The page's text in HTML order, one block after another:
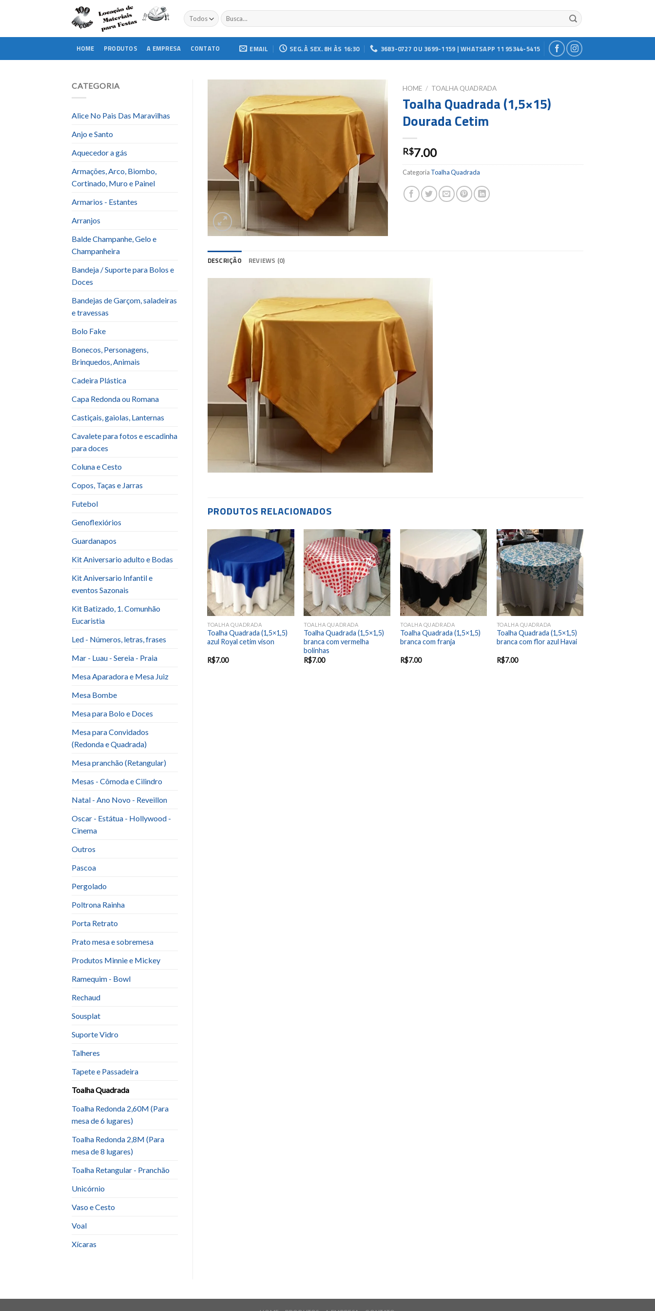
Buscar
por:
HOME PRODUTOS A EMPRESA CONTATO EMAIL SEG. À SEX. 8H ÀS 16:30 3683-0727 OU 3699-1159 | WHATSAPP 11 95344-5415
CATEGORIA
Alice No Pais Das Maravilhas
Anjo e Santo
Aquecedor a gás
Armações, Arco, Biombo,
Cortinado, Muro e Painel
Armarios - Estantes
Arranjos
Balde Champanhe, Gelo e
Champanheira
Bandeja / Suporte para Bolos e
Doces
Bandejas de Garçom, saladeiras
e travessas
Bolo Fake
Bonecos, Personagens,
Brinquedos, Animais
Cadeira Plástica
Capa Redonda ou Romana
Castiçais, gaiolas, Lanternas
Cavalete para fotos e escadinha
para doces
Coluna e Cesto
Copos, Taças e Jarras
Futebol
Genoflexiórios
Guardanapos
Kit Aniversario adulto e Bodas
Kit Aniversario Infantil e
eventos Sazonais
Kit Batizado, 1. Comunhão
Eucaristia
Led - Números, letras, frases
Mar - Luau - Sereia - Praia
Mesa Aparadora e Mesa Juiz
Mesa Bombe
Mesa para Bolo e Doces
Mesa para Convidados
(Redonda e Quadrada)
Mesa pranchão (Retangular)
Mesas - Cômoda e Cilindro
Natal - Ano Novo - Reveillon
Oscar - Estátua - Hollywood -
Cinema
Outros
Pascoa
Pergolado
Poltrona Rainha
Porta Retrato
Prato mesa e sobremesa
Produtos Minnie e Mickey
Ramequim - Bowl
Rechaud
Sousplat
Suporte Vidro
Talheres
Tapete e Passadeira
Toalha Quadrada
Toalha Redonda 2,60M (Para
mesa de 6 lugares)
Toalha Redonda 2,8M (Para
mesa de 8 lugares)
Toalha Retangular - Pranchão
Unicórnio
Vaso e Cesto
Voal
Xícaras
Add to
wishlist
HOME / TOALHA QUADRADA
Toalha Quadrada (1,5×15)
Dourada Cetim
R$7.00
Categoria Toalha Quadrada
DESCRIÇÃO REVIEWS (0)
PRODUTOS RELACIONADOS
Add to
wishlist
TOALHA QUADRADA
Toalha Quadrada (1,5×1,5)
azul Royal cetim vison
R$7.00
Add to
wishlist
TOALHA QUADRADA
Toalha Quadrada (1,5×1,5)
branca com vermelha
bolinhas
R$7.00
Add to
wishlist
TOALHA QUADRADA
Toalha Quadrada (1,5×1,5)
branca com franja
R$7.00
Add to
wishlist
TOALHA QUADRADA
Toalha Quadrada (1,5×1,5)
branca com flor azul Havai
R$7.00
Add to
wishlist
wishlist
champanhe cetim
R$7.00